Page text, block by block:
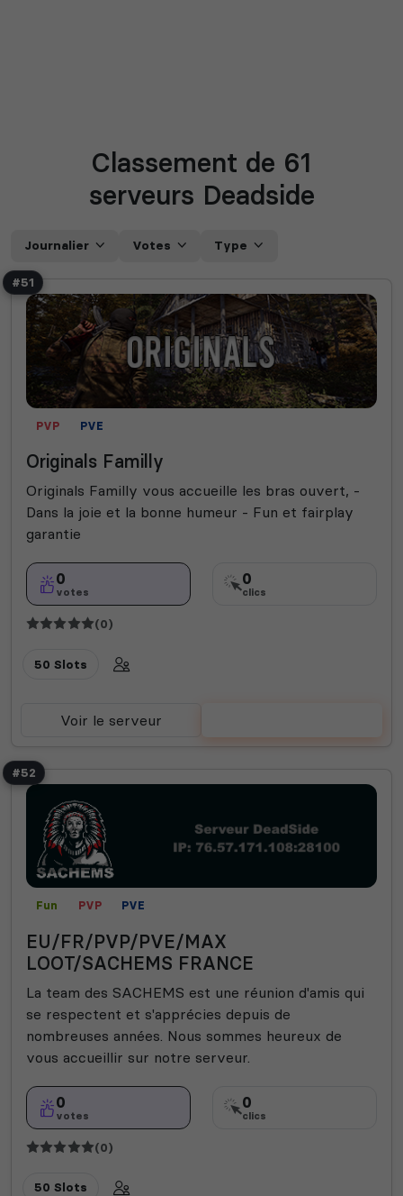
Classement de 61
serveurs Deadside
Journalier Votes Type
#51
PVP PVE
Originals Familly
Originals Familly vous accueille les bras ouvert, -
Dans la joie et la bonne humeur - Fun et fairplay
garantie
0
votes
0
clics
(0)
50 Slots
Voir le serveur
#52
Fun PVP PVE
EU/FR/PVP/PVE/MAX
LOOT/SACHEMS FRANCE
La team des SACHEMS est une réunion d'amis qui
se respectent et s'apprécies depuis de
nombreuses années. Nous sommes heureux de
vous accueillir sur notre serveur.
0
votes
0
clics
(0)
50 Slots